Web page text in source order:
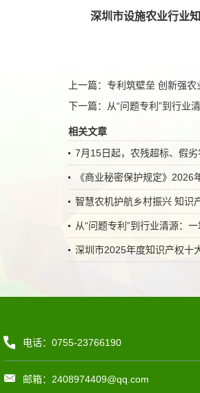
深圳市设施农业行业
上一篇： 专利筑壁垒 创新强
下一篇：
从“问题专利”到行业
相关文章
7月15日起，农残超标、假
《商业秘密保护规定》2026
智慧农机护航乡村振兴 知识
从“问题专利”到行业清源：
深圳市2025年度知识产权十
电话：0755-23766190
邮箱：2408974409@qq.com